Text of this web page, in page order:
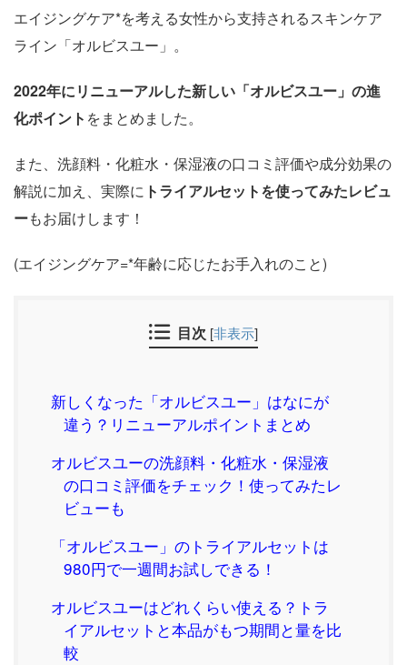
エイジングケア*を考える女性から支持されるスキンケア
ライン「オルビスユー」。
2022年にリニューアルした新しい「オルビスユー」の進
化ポイント をまとめました。
また、洗顔料・化粧水・保湿液の口コミ評価や成分効果の
解説に加え、実際に トライアルセットを使ってみたレビュ
ーもお届けします！
(エイジングケア=*年齢に応じたお手入れのこと)
目次 [非表示]
新しくなった「オルビスユー」はなにが
違う？リニューアルポイントまとめ
オルビスユーの洗顔料・化粧水・保湿液
の口コミ評価をチェック！使ってみたレ
ビューも
「オルビスユー」のトライアルセットは
980円で一週間お試しできる！
オルビスユーはどれくらい使える？トラ
イアルセットと本品がもつ期間と量を比
較